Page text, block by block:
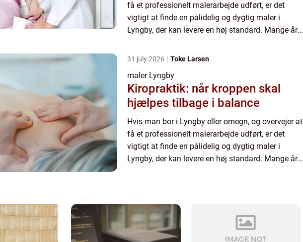
få et professionelt malerarbejde udført, er det
vigtigt at finde en pålidelig og dygtig maler i
Lyngby, der kan levere en høj standard. Mange års
31 july 2026 Toke Larsen
maler Lyngby
Kiropraktik: når kroppen skal
hjælpes tilbage i balance
Hvis man bor i Lyngby eller omegn, og overvejer at
få et professionelt malerarbejde udført, er det
vigtigt at finde en pålidelig og dygtig maler i
Lyngby, der kan levere en høj standard. Mange års